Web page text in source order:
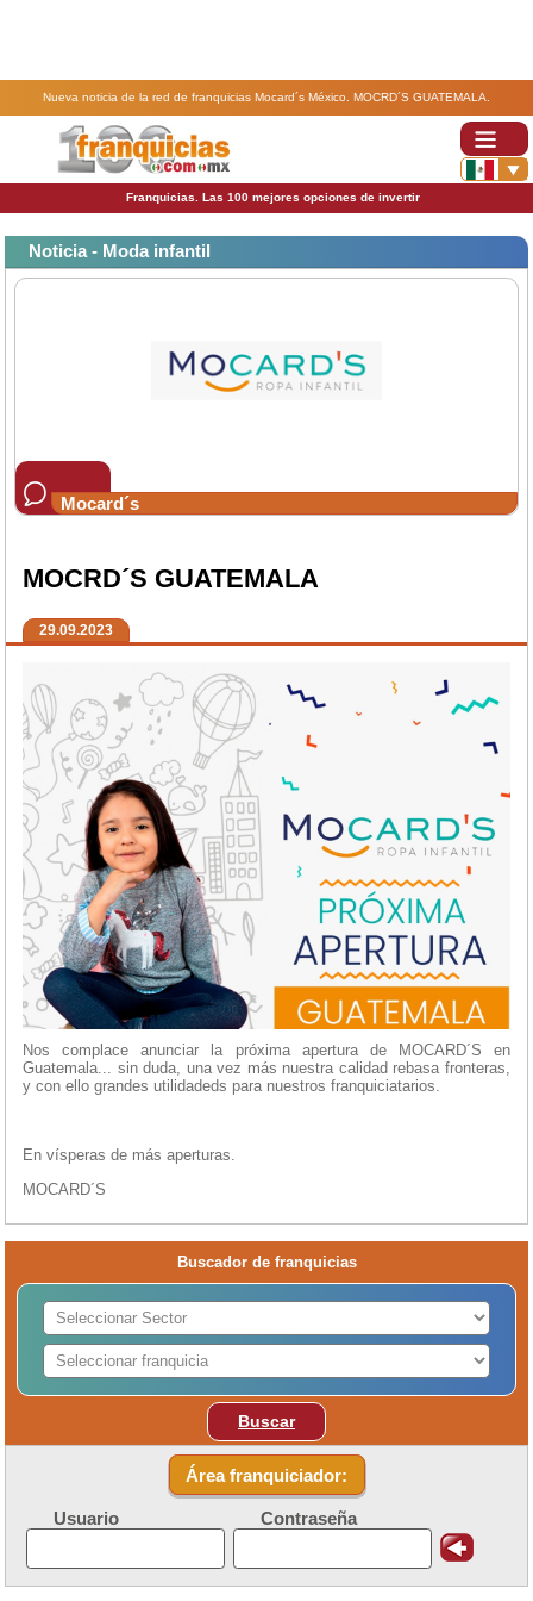
Nueva noticia de la red de franquicias Mocard´s México. MOCRD´S GUATEMALA.
Franquicias. Las 100 mejores opciones de invertir
Noticia - Moda infantil
Mocard´s
MOCRD´S GUATEMALA
29.09.2023
Nos complace anunciar la próxima apertura de MOCARD´S en
Guatemala... sin duda, una vez más nuestra calidad rebasa fronteras,
y con ello grandes utilidadeds para nuestros franquiciatarios.
En vísperas de más aperturas.
MOCARD´S
Buscador de franquicias
Buscar
Área franquiciador:
Usuario Contraseña